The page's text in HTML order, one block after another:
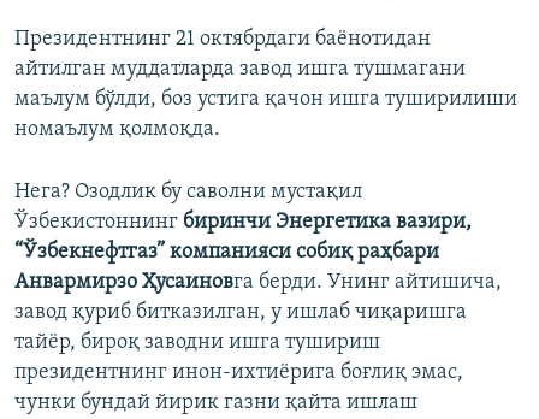
Президентнинг 21 октябрдаги баёнотидан
айтилган муддатларда завод ишга тушмагани
маълум бўлди, боз устига қачон ишга туширилиши
номаълум қолмоқда.
Нега? Озодлик бу саволни мустақил
Ўзбекистоннинг биринчи Энергетика вазири,
“Ўзбекнефтгаз” компанияси собиқ раҳбари
Анвармирзо Ҳусаиновга берди. Унинг айтишича,
завод қуриб битказилган, у ишлаб чиқаришга
тайёр, бироқ заводни ишга тушириш
президентнинг инон-ихтиёрига боғлиқ эмас,
чунки бундай йирик газни қайта ишлаш